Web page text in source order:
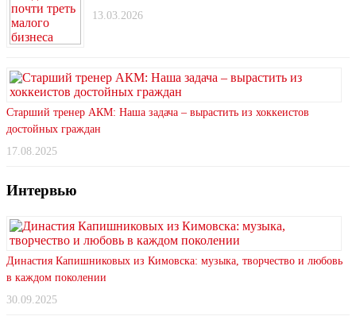
13.03.2026
Старший тренер АКМ: Наша задача – вырастить из хоккеистов
достойных граждан
17.08.2025
Интервью
Династия Капишниковых из Кимовска: музыка, творчество и любовь
в каждом поколении
30.09.2025